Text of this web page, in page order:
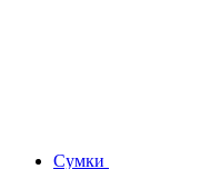
Сумки